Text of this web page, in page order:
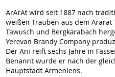
ArArAt wird seit 1887 nach
weißen Trauben aus dem
Tawusch und Bergkarabach
Yerevan Brandy Company
Der Ani reift sechs Jahre in
Benannt wurde er nach der
Hauptstadt Armeniens.